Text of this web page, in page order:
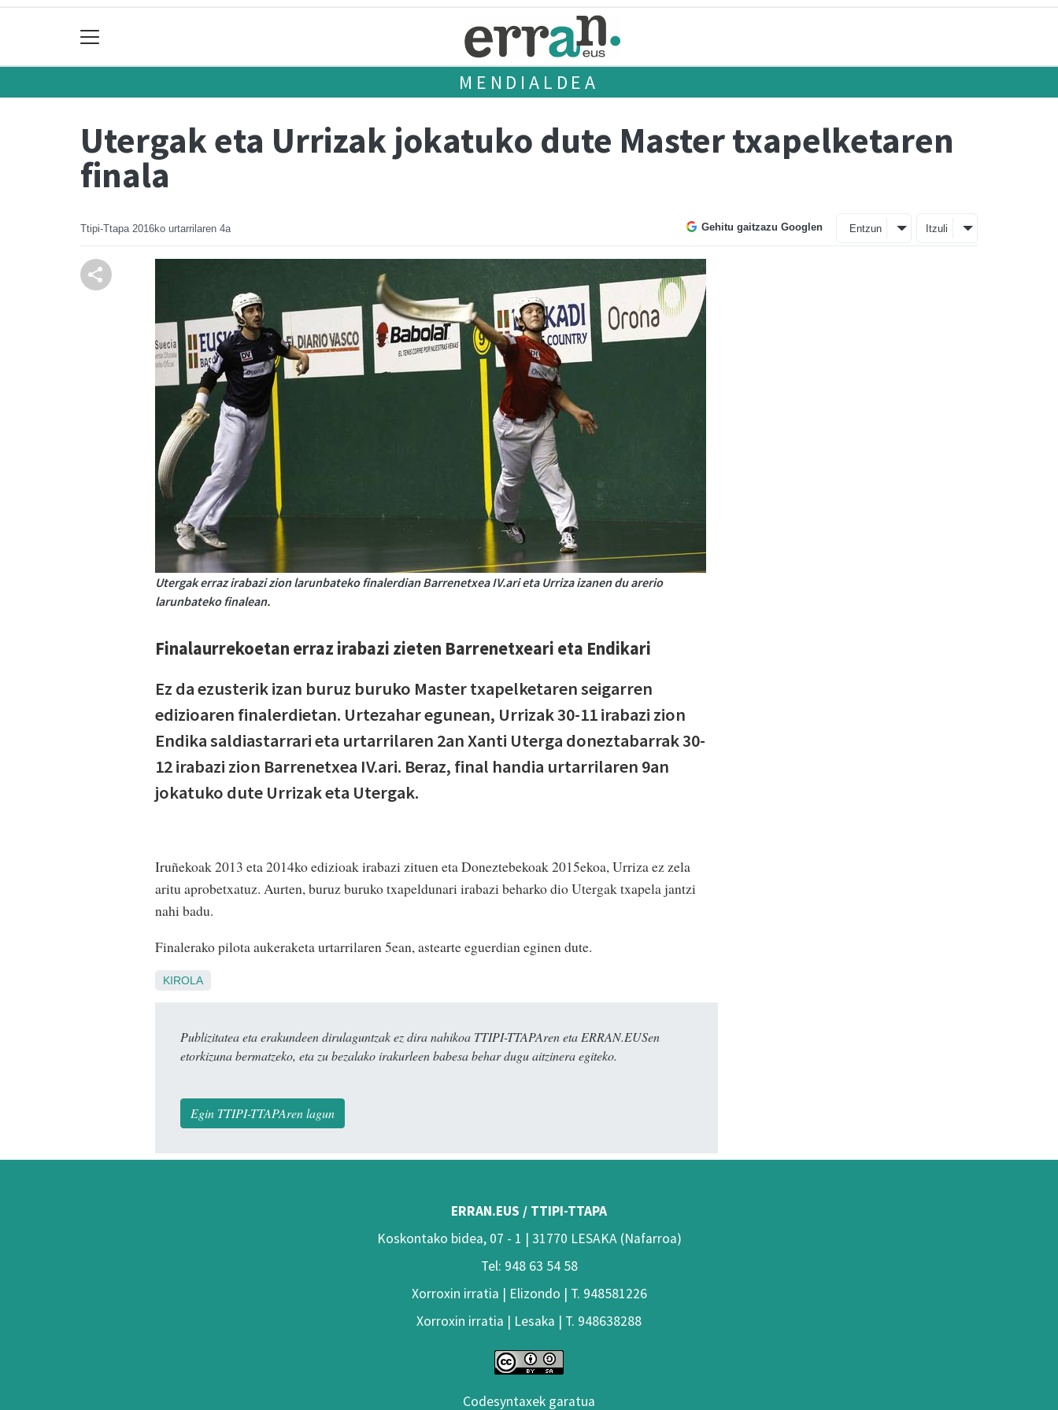
MENDIALDEA
Utergak eta Urrizak jokatuko dute Master txapelketaren
finala
Ttipi-Ttapa 2016ko urtarrilaren 4a Gehitu gaitzazu Googlen Entzun Itzuli
Utergak erraz irabazi zion larunbateko finalerdian Barrenetxea IV.ari eta Urriza izanen du arerio
larunbateko finalean.
Finalaurrekoetan erraz irabazi zieten Barrenetxeari eta Endikari
Ez da ezusterik izan buruz buruko Master txapelketaren seigarren
edizioaren finalerdietan. Urtezahar egunean, Urrizak 30-11 irabazi zion
Endika saldiastarrari eta urtarrilaren 2an Xanti Uterga doneztabarrak 30-
12 irabazi zion Barrenetxea IV.ari. Beraz, final handia urtarrilaren 9an
jokatuko dute Urrizak eta Utergak.
Iruñekoak 2013 eta 2014ko edizioak irabazi zituen eta Doneztebekoak 2015ekoa, Urriza ez zela
aritu aprobetxatuz. Aurten, buruz buruko txapeldunari irabazi beharko dio Utergak txapela jantzi
nahi badu.
Finalerako pilota aukeraketa urtarrilaren 5ean, astearte eguerdian eginen dute.
KIROLA
Publizitatea eta erakundeen dirulaguntzak ez dira nahikoa TTIPI-TTAPAren eta ERRAN.EUSen
etorkizuna bermatzeko, eta zu bezalako irakurleen babesa behar dugu aitzinera egiteko.
Egin TTIPI-TTAPAren lagun
ERRAN.EUS / TTIPI-TTAPA
Koskontako bidea, 07 - 1 | 31770 LESAKA (Nafarroa)
Tel: 948 63 54 58
Xorroxin irratia | Elizondo | T. 948581226
Xorroxin irratia | Lesaka | T. 948638288
Codesyntaxek garatua